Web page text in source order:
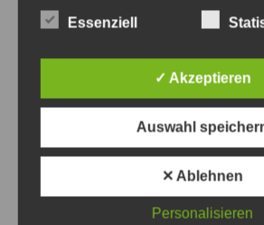
JPH
Mann zu Fuß auf der A 7
Polizei sucht Zeugen
5. August 2026 0
Essenziell
✓ Akzeptieren
Auswahl
✕ Ablehnen
Personalisieren